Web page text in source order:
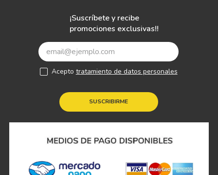
¡Suscríbete y recibe
promociones exclusivas!!
SUSCRIBIRME
Acepto tratamiento de datos personales